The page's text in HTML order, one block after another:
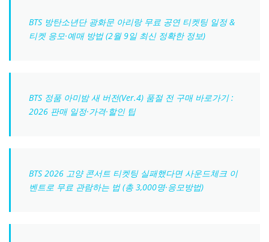
BTS 방탄소년단 광화문 아리랑 무료 공연 티켓팅 일정 &
티켓 응모·예매 방법 (2월 9일 최신 정확한 정보)
BTS 정품 아미밤 새 버전(Ver.4) 품절 전 구매 바로가기 :
2026 판매 일정·가격·할인 팁
BTS 2026 고양 콘서트 티켓팅 실패했다면 사운드체크 이
벤트로 무료 관람하는 법 (총 3,000명·응모방법)